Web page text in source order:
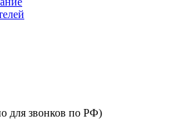
для звонков по РФ)